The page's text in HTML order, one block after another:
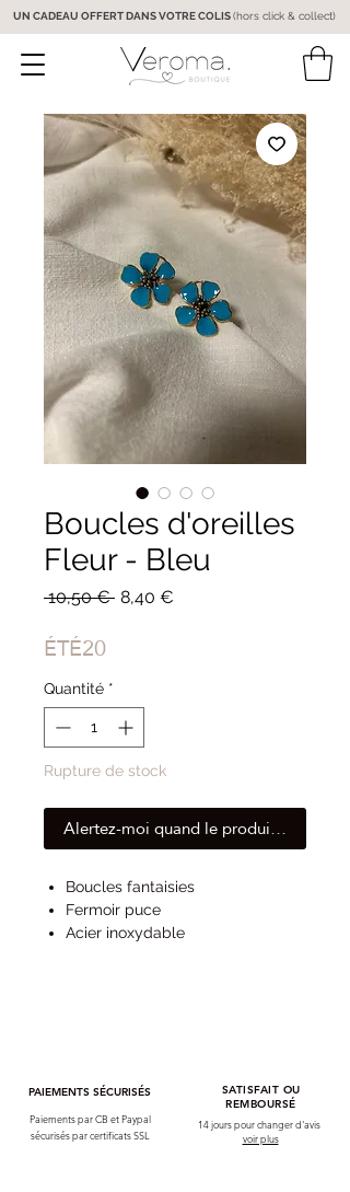
UN CADEAU OFFERT DANS VOTRE COLIS(hors click & collect)
Boucles d'oreilles
Fleur - Bleu
10,50 € Prix
8,40 €
ÉTÉ20
Quantité *
Rupture de stock
Alertez-moi quand le produit est
Boucles fantaisies
Fermoir puce
Acier inoxydable
PAIEMENTS SÉCURISÉS
Paiements par CB et Paypal
sécurisés par certificats SSL
SATISFAIT OU
REMBOURSÉ
14 jours pour changer d'avis
voir plus